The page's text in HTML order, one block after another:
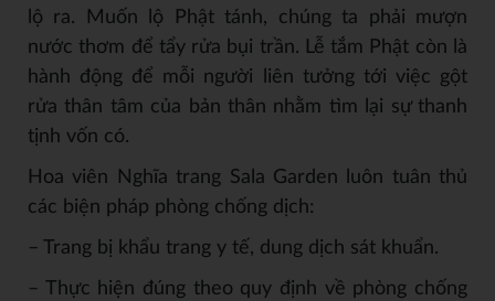
lộ ra. Muốn lộ Phật tánh, chúng ta phải mượn
nước thơm để tẩy rửa bụi trần. Lễ tắm Phật còn là
hành động để mỗi người liên tưởng tới việc gột
rửa thân tâm của bản thân nhằm tìm lại sự thanh
tịnh vốn có.
Hoa viên Nghĩa trang Sala Garden luôn tuân thủ
các biện pháp phòng chống dịch:
– Trang bị khẩu trang y tế, dung dịch sát khuẩn.
– Thực hiện đúng theo quy định về phòng chống